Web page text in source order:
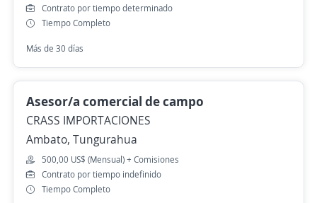
Contrato por tiempo determinado
Tiempo Completo
Más de 30 días
Asesor/a comercial de campo
CRASS IMPORTACIONES
Ambato, Tungurahua
500,00 US$ (Mensual) + Comisiones
Contrato por tiempo indefinido
Tiempo Completo